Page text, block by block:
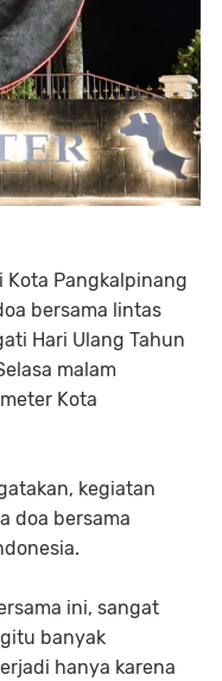
Kota Pangkalpinang
bersama lintas
Hari Ulang Tahun
malam
Kota
kegiatan
doa bersama
ini, sangat
banyak
hanya karena